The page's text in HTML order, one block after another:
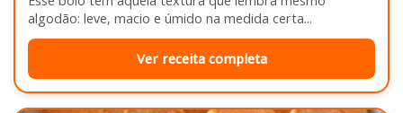
algodão: leve, macio e úmido na medida certa...
Ver receita completa